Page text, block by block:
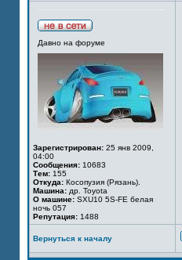
Давно на форуме
Зарегистрирован: 25 янв 2009,
04:00
Сообщения: 10683
Тем: 155
Откуда: Косопузия (Рязань).
Машина: др. Toyota
О машине: SXU10 5S-FE белая
ночь 057
Репутация: 1488
Вернуться к началу